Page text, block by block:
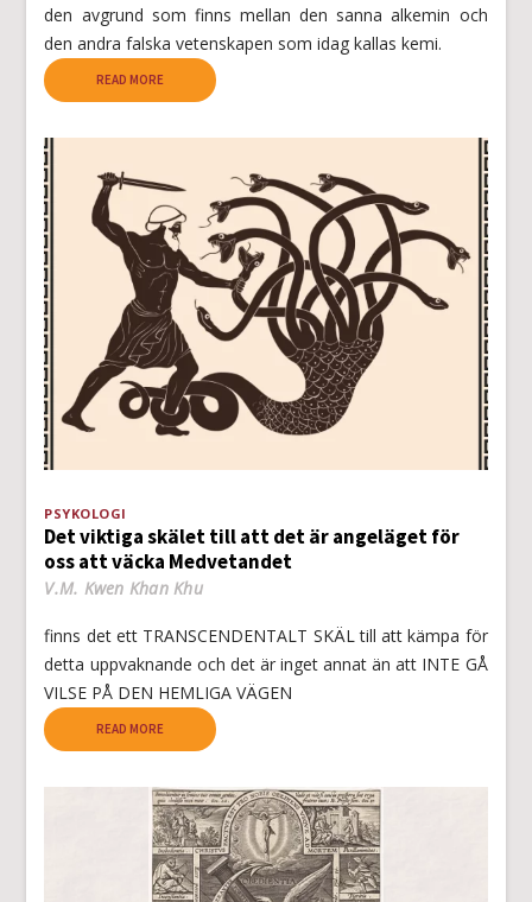
den avgrund som finns mellan den sanna alkemin och
den andra falska vetenskapen som idag kallas kemi.
READ MORE
PSYKOLOGI
Det viktiga skälet till att det är angeläget för
oss att väcka Medvetandet
V.M. Kwen Khan Khu
finns det ett TRANSCENDENTALT SKÄL till att kämpa för
detta uppvaknande och det är inget annat än att INTE GÅ
VILSE PÅ DEN HEMLIGA VÄGEN
READ MORE